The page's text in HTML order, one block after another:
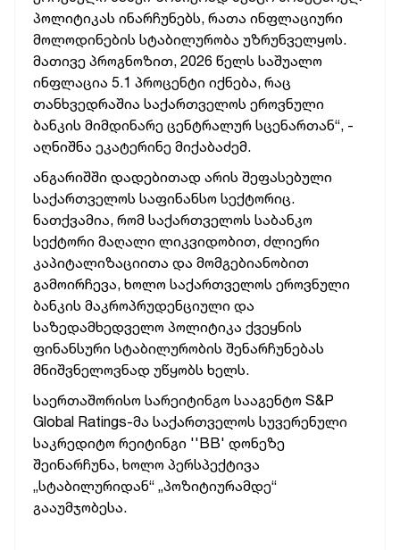
პოლიტიკას ინარჩუნებს, რათა ინფლაციური
მოლოდინების სტაბილურობა უზრუნველყოს.
მათივე პროგნოზით, 2026 წელს საშუალო
ინფლაცია 5.1 პროცენტი იქნება, რაც
თანხვედრაშია საქართველოს ეროვნული
ბანკის მიმდინარე ცენტრალურ სცენართან“, -
აღნიშნა ეკატერინე მიქაბაძემ.
ანგარიშში დადებითად არის შეფასებული
საქართველოს საფინანსო სექტორიც.
ნათქვამია, რომ საქართველოს საბანკო
სექტორი მაღალი ლიკვიდობით, ძლიერი
კაპიტალიზაციითა და მომგებიანობით
გამოირჩევა, ხოლო საქართველოს ეროვნული
ბანკის მაკროპრუდენციული და
საზედამხედველო პოლიტიკა ქვეყნის
ფინანსური სტაბილურობის შენარჩუნებას
მნიშვნელოვნად უწყობს ხელს.
საერთაშორისო სარეიტინგო სააგენტო S&P
Global Ratings-მა საქართველოს სუვერენული
საკრედიტო რეიტინგი ''BB' დონეზე
შეინარჩუნა, ხოლო პერსპექტივა
„სტაბილურიდან“ „პოზიტიურამდე“
გააუმჯობესა.